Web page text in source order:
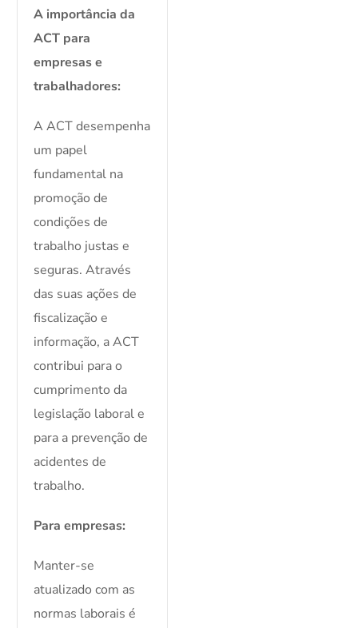
A importância da
ACT para
empresas e
trabalhadores:
A ACT desempenha
um papel
fundamental na
promoção de
condições de
trabalho justas e
seguras. Através
das suas ações de
fiscalização e
informação, a ACT
contribui para o
cumprimento da
legislação laboral e
para a prevenção de
acidentes de
trabalho.
Para empresas:
Manter-se
atualizado com as
normas laborais é